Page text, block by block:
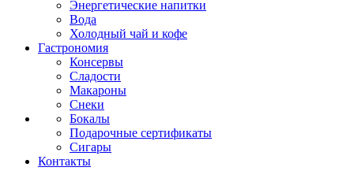
Энергетические напитки
Вода
Холодный чай и кофе
Гастрономия
Консервы
Сладости
Макароны
Снеки
Бокалы
Подарочные сертификаты
Сигары
Контакты